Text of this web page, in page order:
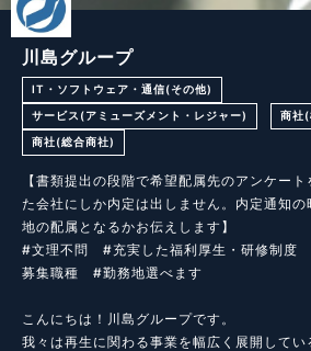
川島グループ
IT・ソフトウェア・通信(その他)
サービス(アミューズメント・レジャー)
商社(
商社(総合商社)
【書類提出の段階で希望配属先のアンケー
た会社にしか内定は出しません。内定通知
地の配属となるかお伝えします】
#文理不問　#充実した福利厚生・研修制度
募集職種　#勤務地選べます
こんにちは！川島グループです。
我々は再生に関わる事業を幅広く展開してい